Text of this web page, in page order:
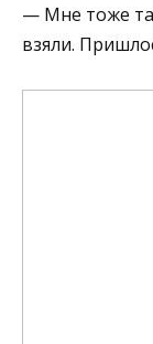
— Мне тоже
взяли.